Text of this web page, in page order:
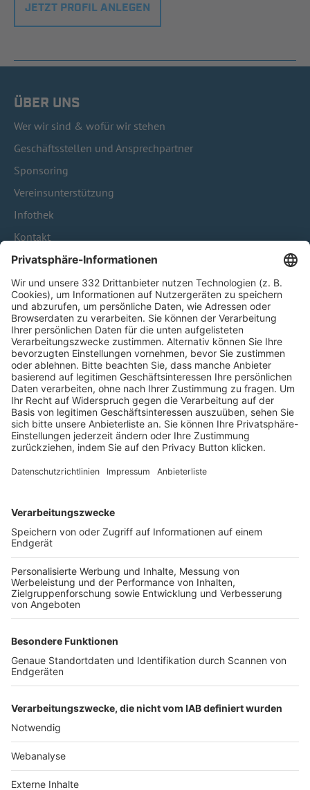
JETZT PROFIL ANLEGEN
ÜBER UNS
Wer wir sind & wofür wir stehen
Geschäftsstellen und Ansprechpartner
Sponsoring
Vereinsunterstützung
Infothek
Kontakt
HÄUFIG BESUCHTE SEITEN
Pässe und Vereinswechsel
Trainerausbildung
Schulungsangebot Vereinsmitarbeiter
BFV-Geschäftsstellen
Trainerbörse
Login SpielPlus
FOLGE DEM BFV
TOP-VEREINE
TOP-PARTNER
Nutzungsbedingungen Datenschutz Impressum